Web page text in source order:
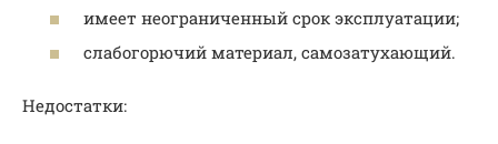
имеет неограниченный срок эксплуатации;
слабогорючий материал, самозатухающий.
Недостатки: